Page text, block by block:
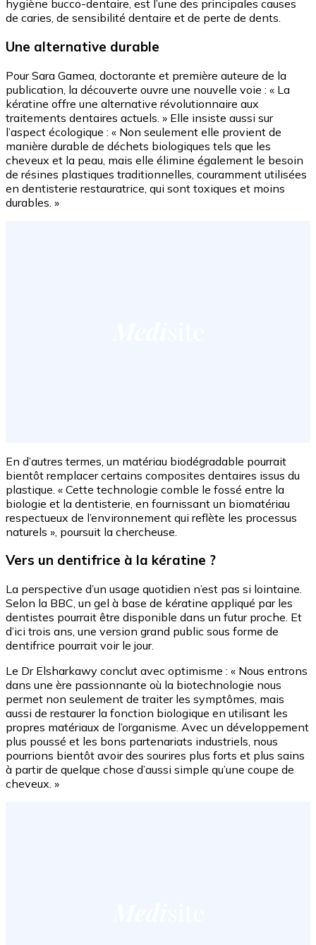
hygiène bucco-dentaire, est l’une des principales causes
de caries, de sensibilité dentaire et de perte de dents.
Une alternative durable
Pour Sara Gamea, doctorante et première auteure de la
publication, la découverte ouvre une nouvelle voie : « La
kératine offre une alternative révolutionnaire aux
traitements dentaires actuels. » Elle insiste aussi sur
l’aspect écologique : « Non seulement elle provient de
manière durable de déchets biologiques tels que les
cheveux et la peau, mais elle élimine également le besoin
de résines plastiques traditionnelles, couramment utilisées
en dentisterie restauratrice, qui sont toxiques et moins
durables. »
En d’autres termes, un matériau biodégradable pourrait
bientôt remplacer certains composites dentaires issus du
plastique. « Cette technologie comble le fossé entre la
biologie et la dentisterie, en fournissant un biomatériau
respectueux de l’environnement qui reflète les processus
naturels », poursuit la chercheuse.
Vers un dentifrice à la kératine ?
La perspective d’un usage quotidien n’est pas si lointaine.
Selon la BBC, un gel à base de kératine appliqué par les
dentistes pourrait être disponible dans un futur proche. Et
d’ici trois ans, une version grand public sous forme de
dentifrice pourrait voir le jour.
Le Dr Elsharkawy conclut avec optimisme : « Nous entrons
dans une ère passionnante où la biotechnologie nous
permet non seulement de traiter les symptômes, mais
aussi de restaurer la fonction biologique en utilisant les
propres matériaux de l’organisme. Avec un développement
plus poussé et les bons partenariats industriels, nous
pourrions bientôt avoir des sourires plus forts et plus sains
à partir de quelque chose d’aussi simple qu’une coupe de
cheveux. »